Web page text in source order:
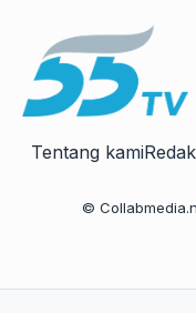
Tentang kami
©